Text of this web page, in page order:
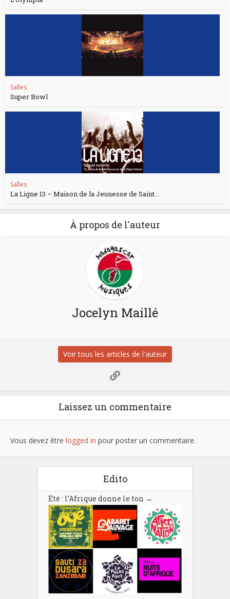
Salles
Super Bowl
Salles
La Ligne 13 – Maison de la Jeunesse de Saint...
À propos de l'auteur
Jocelyn Maillé
Voir tous les articles de l'auteur
Laissez un commentaire
Vous devez être logged in pour poster un commentaire.
Edito
Eté : l’Afrique donne le ton →